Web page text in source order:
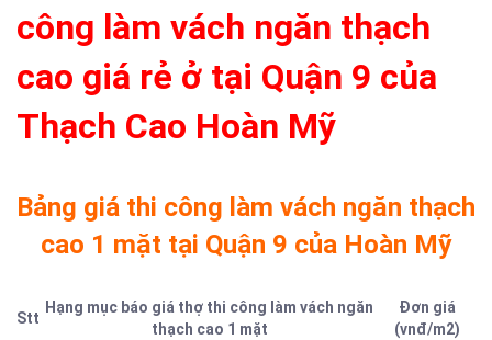
công làm vách ngăn thạch
cao giá rẻ ở tại Quận 9 của
Thạch Cao Hoàn Mỹ
Bảng giá thi công làm vách ngăn thạch
cao 1 mặt tại Quận 9 của Hoàn Mỹ
Stt
Hạng mục báo giá thợ thi công làm vách ngăn
thạch cao 1 mặt
Đơn giá
(vnđ/m2)